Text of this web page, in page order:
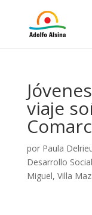
viaje
por Paula
Desarrollo Social
Miguel, Villa